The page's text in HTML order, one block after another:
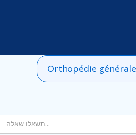
Orthopédie générale